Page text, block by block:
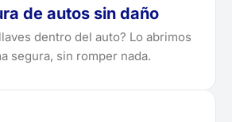
de autos sin daño
dentro del auto? Lo abrimos
segura, sin romper nada.